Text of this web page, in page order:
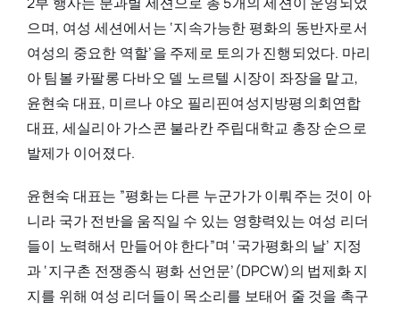
으며, 여성 세션에서는 ‘지속가능한 평화의 동반자로서
여성의 중요한 역할’을 주제로 토의가 진행되었다. 마리
아 팀볼 카팔롱 다바오 델 노르텔 시장이 좌장을 맡고,
윤현숙 대표, 미르나 야오 필리핀여성지방평의회연합
대표, 세실리아 가스콘 불라칸 주립대학교 총장 순으로
발제가 이어졌다.
윤현숙 대표는 ”평화는 다른 누군가가 이뤄주는 것이 아
니라 국가 전반을 움직일 수 있는 영향력있는 여성 리더
들이 노력해서 만들어야 한다”며 ‘국가평화의 날’ 지정
과 ‘지구촌 전쟁종식 평화 선언문’(DPCW)의 법제화 지
지를 위해 여성 리더들이 목소리를 보태어 줄 것을 촉구